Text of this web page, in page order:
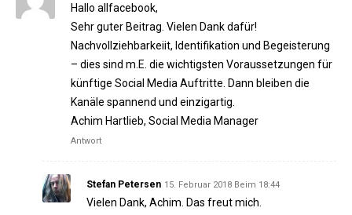
Hallo allfacebook,
Sehr guter Beitrag. Vielen Dank dafür!
Nachvollziehbarkeiit, Identifikation und Begeisterung
– dies sind m.E. die wichtigsten Voraussetzungen für
künftige Social Media Auftritte. Dann bleiben die
Kanäle spannend und einzigartig.
Achim Hartlieb, Social Media Manager
Antwort
Stefan Petersen 15. Februar 2018 Beim 18:44
Vielen Dank, Achim. Das freut mich.